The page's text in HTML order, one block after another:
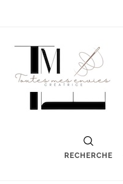
Toutes mes envies
Couture, accessoires, mode,
RECHERCHE